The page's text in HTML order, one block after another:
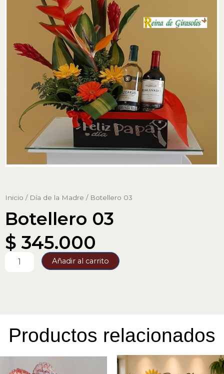
Inicio / Día de la Madre / Botellero 03
Botellero 03
$ 345.000
Añadir al carrito
Productos relacionados